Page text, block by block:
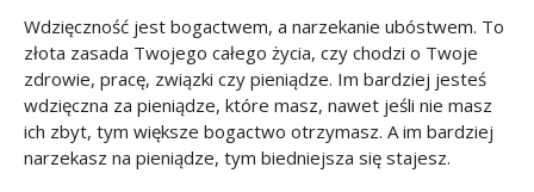
Wdzięczność jest bogactwem, a narzekanie ubóstwem. To
złota zasada Twojego całego życia, czy chodzi o Twoje
zdrowie, pracę, związki czy pieniądze. Im bardziej jesteś
wdzięczna za pieniądze, które masz, nawet jeśli nie masz
ich zbyt, tym większe bogactwo otrzymasz. A im bardziej
narzekasz na pieniądze, tym biedniejsza się stajesz.